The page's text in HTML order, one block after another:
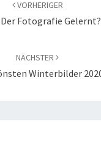
VORHERIGER
Fotografie
NÄCHSTER
Winterbilder